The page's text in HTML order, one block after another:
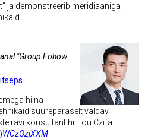
ja demonstreerib meridiaaniga
"Group Fohow
hiina
suurepäraselt valdav
ravi konsultant hr Lou Czifa.
XM